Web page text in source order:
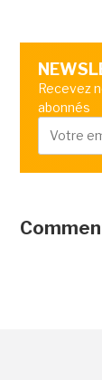
Recevez
abonnés